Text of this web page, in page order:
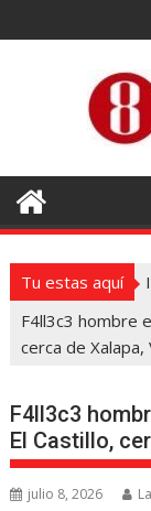
al
Tu estas aquí
F4ll3c3 hombre
cerca de Xalapa,
F4ll3c3
El Castillo,
julio 8, 2026